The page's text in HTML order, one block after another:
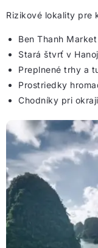
Rizikové lokality pre
Ben Thanh
Stará štvrť v
Preplnené trhy a
Prostriedky
Chodníky pri